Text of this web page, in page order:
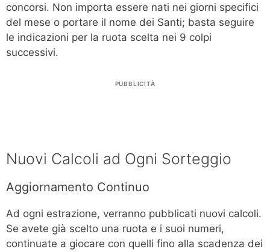
concorsi. Non importa essere nati nei giorni specifici
del mese o portare il nome dei Santi; basta seguire
le indicazioni per la ruota scelta nei 9 colpi
successivi.
PUBBLICITÀ
Nuovi Calcoli ad Ogni Sorteggio
Aggiornamento Continuo
Ad ogni estrazione, verranno pubblicati nuovi calcoli.
Se avete già scelto una ruota e i suoi numeri,
continuate a giocare con quelli fino alla scadenza dei